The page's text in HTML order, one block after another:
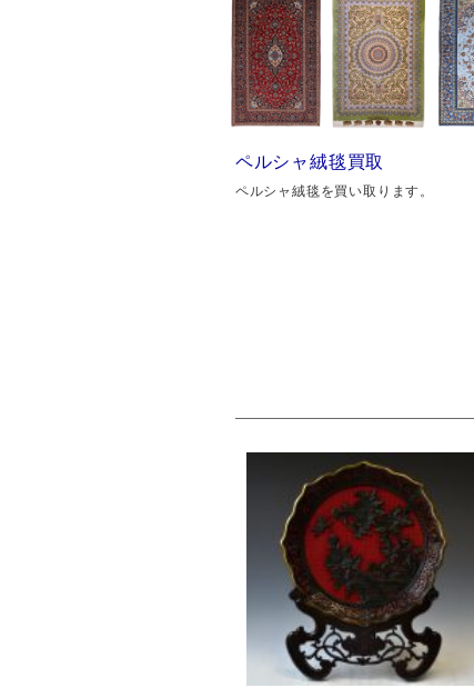
ペルシャ絨毯買取
ペルシャ絨毯を買い取ります。